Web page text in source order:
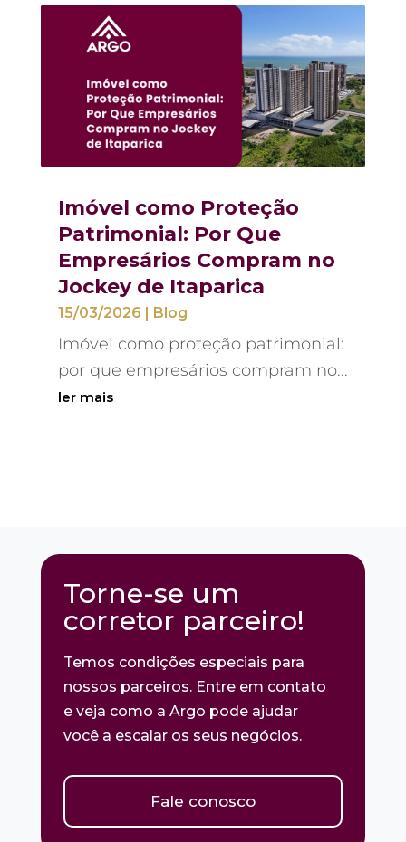
Imóvel como Proteção
Patrimonial: Por Que
Empresários Compram no
Jockey de Itaparica
15/03/2026 Blog
Imóvel como proteção patrimonial:
por que empresários compram no...
ler mais
Torne-se um
corretor parceiro!
Temos condições especiais para
nossos parceiros. Entre em contato
e veja como a Argo pode ajudar
você a escalar os seus negócios.
Fale conosco